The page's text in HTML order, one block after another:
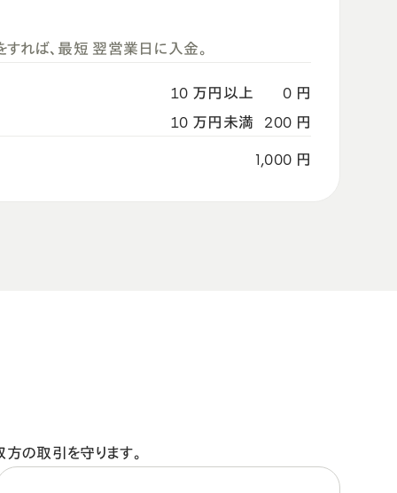
れば、最短 翌営業日に入金。
10 万円以上
0 円
10 万円未満
200 円
1,000 円
の取引を守ります。